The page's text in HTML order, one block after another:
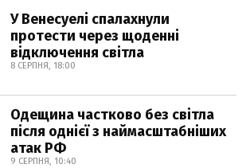
У Венесуелі спалахнули
протести через щоденні
відключення світла
8 СЕРПНЯ, 18:00
Одещина частково без світла
після однієї з наймасштабніших
атак РФ
9 СЕРПНЯ, 10:40